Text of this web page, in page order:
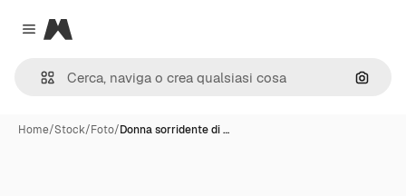
Close menu
Magnific
Cerca
Home/Stock/Foto/Donna sorridente di …